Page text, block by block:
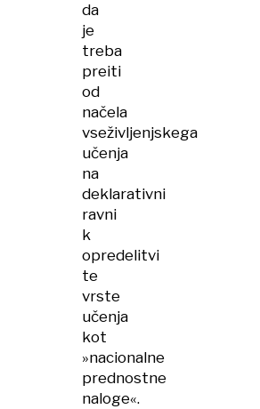
da
je
treba
preiti
od
načela
vseživljenjskega
učenja
na
deklarativni
ravni
k
opredelitvi
te
vrste
učenja
kot
»nacionalne
prednostne
naloge«.